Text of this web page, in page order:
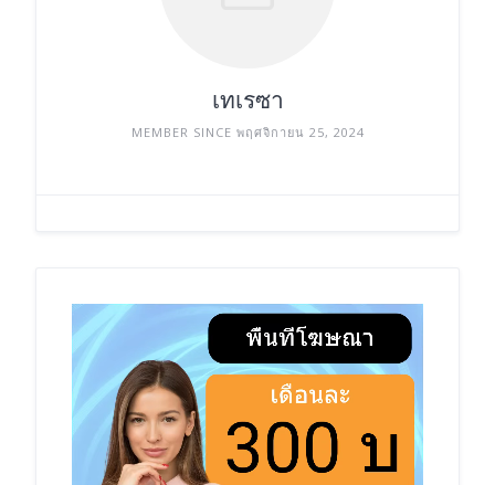
เทเรซา
MEMBER SINCE พฤศจิกายน 25, 2024